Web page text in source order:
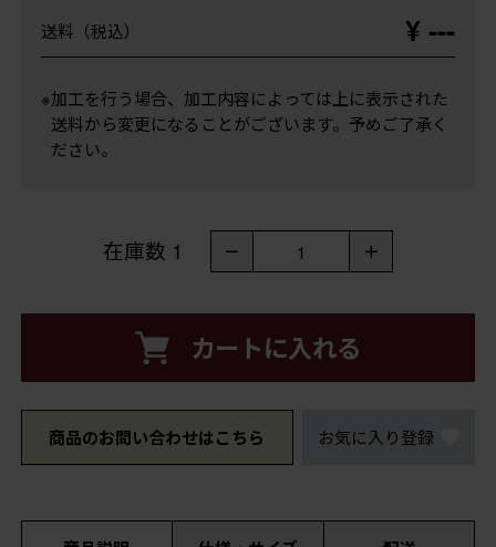
送料（税込） ¥ ---
※加工を行う場合、加工内容によっては上に表示された
送料から変更になることがございます。予めご了承く
ださい。
在庫数 1 － 1 ＋
カートに入れる
商品のお問い合わせはこちら お気に入り登録